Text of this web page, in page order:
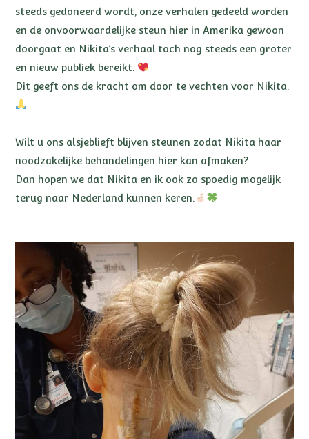
steeds gedoneerd wordt, onze verhalen gedeeld worden
en de onvoorwaardelijke steun hier in Amerika gewoon
doorgaat en Nikita’s verhaal toch nog steeds een groter
en nieuw publiek bereikt.
Dit geeft ons de kracht om door te vechten voor Nikita.
Wilt u ons alsjeblieft blijven steunen zodat Nikita haar
noodzakelijke behandelingen hier kan afmaken?
Dan hopen we dat Nikita en ik ook zo spoedig mogelijk
terug naar Nederland kunnen keren.